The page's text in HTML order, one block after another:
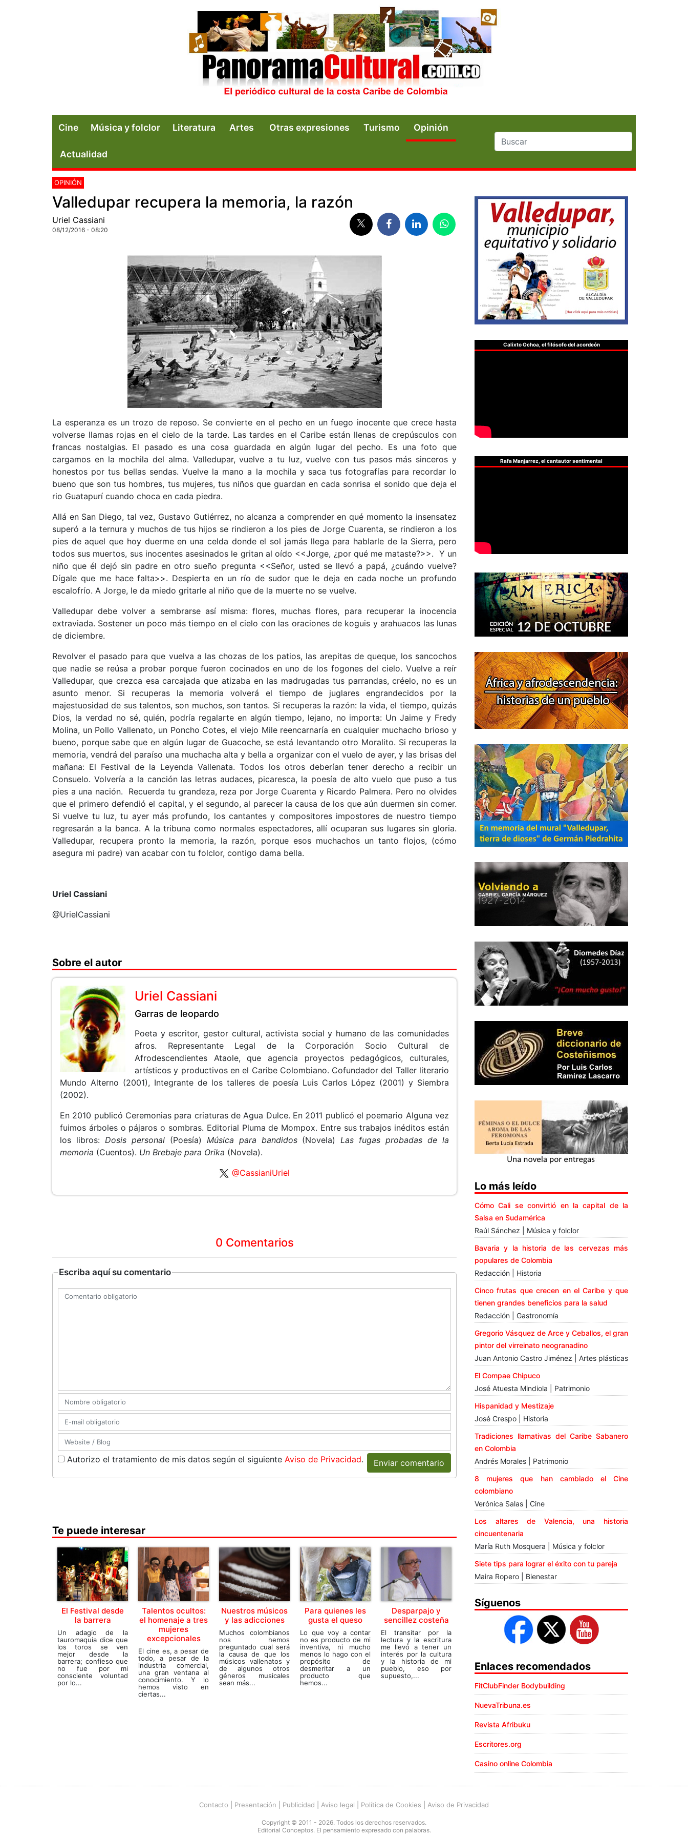
Cine Música y folclor Literatura Artes Otras expresiones Turismo Opinión
Actualidad
OPINIÓN
Valledupar recupera la memoria, la razón
Uriel Cassiani
08/12/2016 - 08:20
La esperanza es un trozo de reposo. Se convierte en el pecho en un fuego inocente que crece hasta
volverse llamas rojas en el cielo de la tarde. Las tardes en el Caribe están llenas de crepúsculos con
francas nostalgias. El pasado es una cosa guardada en algún lugar del pecho. Es una foto que
cargamos en la mochila del alma. Valledupar, vuelve a tu luz, vuelve con tus pasos más sinceros y
honestos por tus bellas sendas. Vuelve la mano a la mochila y saca tus fotografías para recordar lo
bueno que son tus hombres, tus mujeres, tus niños que guardan en cada sonrisa el sonido que deja el
rio Guatapurí cuando choca en cada piedra.
Allá en San Diego, tal vez, Gustavo Gutiérrez, no alcanza a comprender en qué momento la insensatez
superó a la ternura y muchos de tus hijos se rindieron a los pies de Jorge Cuarenta, se rindieron a los
pies de aquel que hoy duerme en una celda donde el sol jamás llega para hablarle de la Sierra, pero
todos sus muertos, sus inocentes asesinados le gritan al oído <<Jorge, ¿por qué me mataste?>>. Y un
niño que él dejó sin padre en otro sueño pregunta <<Señor, usted se llevó a papá, ¿cuándo vuelve?
Dígale que me hace falta>>. Despierta en un río de sudor que le deja en cada noche un profundo
escalofrío. A Jorge, le da miedo gritarle al niño que de la muerte no se vuelve.
Valledupar debe volver a sembrarse así misma: flores, muchas flores, para recuperar la inocencia
extraviada. Sostener un poco más tiempo en el cielo con las oraciones de koguis y arahuacos las lunas
de diciembre.
Revolver el pasado para que vuelva a las chozas de los patios, las arepitas de queque, los sancochos
que nadie se reúsa a probar porque fueron cocinados en uno de los fogones del cielo. Vuelve a reír
Valledupar, que crezca esa carcajada que atizaba en las madrugadas tus parrandas, créelo, no es un
asunto menor. Si recuperas la memoria volverá el tiempo de juglares engrandecidos por la
majestuosidad de sus talentos, son muchos, son tantos. Si recuperas la razón: la vida, el tiempo, quizás
Dios, la verdad no sé, quién, podría regalarte en algún tiempo, lejano, no importa: Un Jaime y Fredy
Molina, un Pollo Vallenato, un Poncho Cotes, el viejo Mile reencarnaría en cualquier muchacho brioso y
bueno, porque sabe que en algún lugar de Guacoche, se está levantando otro Moralito. Si recuperas la
memoria, vendrá del paraíso una muchacha alta y bella a organizar con el vuelo de ayer, y las brisas del
mañana: El Festival de la Leyenda Vallenata. Todos los otros deberían tener derecho a recibir un
Consuelo. Volvería a la canción las letras audaces, picaresca, la poesía de alto vuelo que puso a tus
pies a una nación. Recuerda tu grandeza, reza por Jorge Cuarenta y Ricardo Palmera. Pero no olvides
que el primero defendió el capital, y el segundo, al parecer la causa de los que aún duermen sin comer.
Si vuelve tu luz, tu ayer más profundo, los cantantes y compositores impostores de nuestro tiempo
regresarán a la banca. A la tribuna como normales espectadores, allí ocuparan sus lugares sin gloria.
Valledupar, recupera pronto la memoria, la razón, porque esos muchachos un tanto flojos, (cómo
asegura mi padre) van acabar con tu folclor, contigo dama bella.
Uriel Cassiani
@UrielCassiani
Sobre el autor
Uriel Cassiani
Garras de leopardo
Poeta y escritor, gestor cultural, activista social y humano de las comunidades
afros. Representante Legal de la Corporación Socio Cultural de
Afrodescendientes Ataole, que agencia proyectos pedagógicos, culturales,
artísticos y productivos en el Caribe Colombiano. Cofundador del Taller literario
Mundo Alterno (2001), Integrante de los talleres de poesía Luis Carlos López (2001) y Siembra
(2002).
En 2010 publicó Ceremonias para criaturas de Agua Dulce. En 2011 publicó el poemario Alguna vez
fuimos árboles o pájaros o sombras. Editorial Pluma de Mompox. Entre sus trabajos inéditos están
los libros: Dosis personal(Poesía) Música para bandidos(Novela) Las fugas probadas de la
memoria (Cuentos). Un Brebaje para Orika (Novela).
@CassianiUriel
0 Comentarios
Escriba aquí su comentario
Autorizo el tratamiento de mis datos según el siguiente Aviso de Privacidad. Enviar comentario
Te puede interesar
El Festival desde
la barrera
Un adagio de la
tauromaquia dice que
los toros se ven
mejor desde la
barrera; confieso que
no fue por mi
consciente voluntad
por lo...
Talentos ocultos:
el homenaje a tres
mujeres
excepcionales
El cine es, a pesar de
todo, a pesar de la
industria comercial,
una gran ventana al
conocimiento. Y lo
hemos visto en
ciertas...
Nuestros músicos
y las adicciones
Muchos colombianos
nos hemos
preguntado cual será
la causa de que los
músicos vallenatos y
de algunos otros
géneros musicales
sean más...
Para quienes les
gusta el queso
Lo que voy a contar
no es producto de mi
inventiva, ni mucho
menos lo hago con el
propósito de
desmeritar a un
producto que
hemos...
Desparpajo y
sencillez costeña
El transitar por la
lectura y la escritura
me llevó a tener un
interés por la cultura
y la historia de mi
pueblo, eso por
supuesto,...
Calixto Ochoa, el filósofo del acordeón
Rafa Manjarrez, el cantautor sentimental
Lo más leído
Cómo Cali se convirtió en la capital de la
Salsa en Sudamérica
Raúl Sánchez | Música y folclor
Bavaria y la historia de las cervezas más
populares de Colombia
Redacción | Historia
Cinco frutas que crecen en el Caribe y que
tienen grandes beneficios para la salud
Redacción | Gastronomía
Gregorio Vásquez de Arce y Ceballos, el gran
pintor del virreinato neogranadino
Juan Antonio Castro Jiménez | Artes plásticas
El Compae Chipuco
José Atuesta Mindiola | Patrimonio
Hispanidad y Mestizaje
José Crespo | Historia
Tradiciones llamativas del Caribe Sabanero
en Colombia
Andrés Morales | Patrimonio
8 mujeres que han cambiado el Cine
colombiano
Verónica Salas | Cine
Los altares de Valencia, una historia
cincuentenaria
María Ruth Mosquera | Música y folclor
Siete tips para lograr el éxito con tu pareja
Maira Ropero | Bienestar
Síguenos
Enlaces recomendados
FitClubFinder Bodybuilding
NuevaTribuna.es
Revista Afribuku
Escritores.org
Casino online Colombia
Contacto Presentación Publicidad Aviso legal Política de Cookies Aviso de Privacidad
Copyright © 2011 - 2026. Todos los derechos reservados.
Editorial Conceptos. El pensamiento expresado con palabras.